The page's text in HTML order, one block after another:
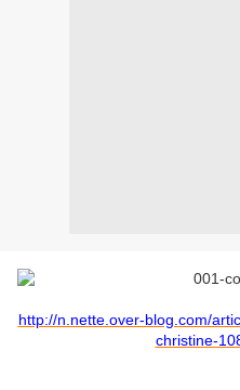
http://n.nette.over-blog.com/
christine-